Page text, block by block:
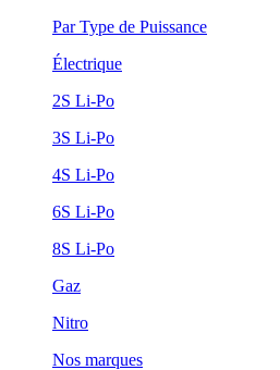
Par Type de Puissance
Électrique
2S Li-Po
3S Li-Po
4S Li-Po
6S Li-Po
8S Li-Po
Gaz
Nitro
Nos marques